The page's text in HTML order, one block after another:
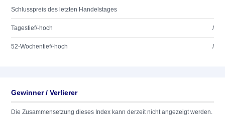
Schlusspreis des letzten Handelstages
Tagestief/-hoch /
52-Wochentief/-hoch /
Gewinner / Verlierer
Die Zusammensetzung dieses Index kann derzeit nicht angezeigt werden.